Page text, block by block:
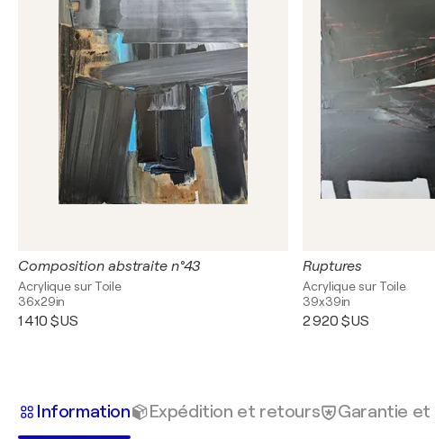
Composition abstraite n°43
Acrylique sur Toile
36x29in
1 410 $US
Ruptures
Acrylique sur Toile
39x39in
2 920 $US
Information Expédition et retours Garantie et